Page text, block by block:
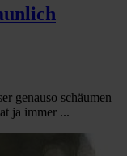
genauso schäumen
ja immer ...